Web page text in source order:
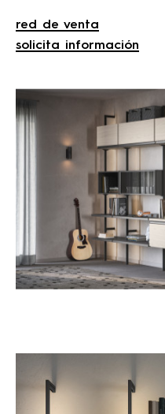
red de venta
solicita información